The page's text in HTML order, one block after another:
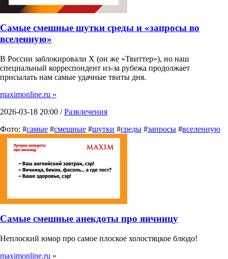
Самые смешные шутки среды и «запросы во
вселенную»
В России заблокировали X (он же «Твиттер»), но наш
специальный корреспондент из-за рубежа продолжает
присылать нам самые удачные твиты дня.
maximonline.ru »
2026-03-18 20:00 /Развлечения
Фото: #самые #смешные #шутки #среды #запросы #вселенную
Самые смешные анекдоты про яичницу
Неплоский юмор про самое плоское холостяцкое блюдо!
maximonline.ru »